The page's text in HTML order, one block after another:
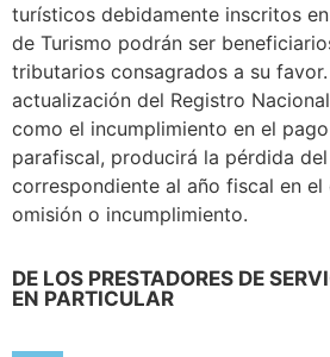
turísticos debidamente inscritos
de Turismo podrán ser
tributarios consagrados a su
actualización del Registro
como el incumplimiento en el
parafiscal, producirá la pérdida
correspondiente al año fiscal en el
omisión o incumplimiento.
DE LOS PRESTADORES DE
EN PARTICULAR